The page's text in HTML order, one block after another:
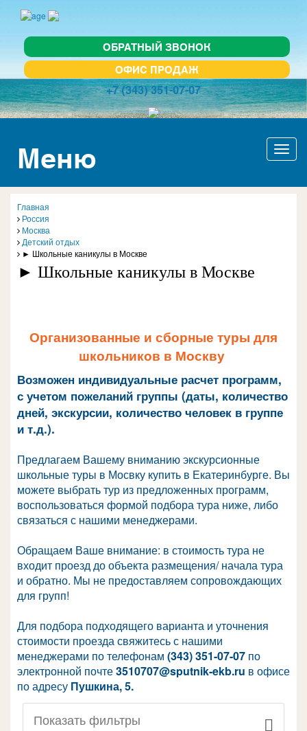
ОБРАТНЫЙ ЗВОНОК
ОФИС ПРОДАЖ
+7 (343) 351-07-07
Меню
Главная
Россия
Москва
Детский отдых
► Школьные каникулы в Москве
► Школьные каникулы в Москве
Организованные и сборные туры для
школьников в Москву
Возможен индивидуальные расчет программ,
с учетом пожеланий группы (даты, количество
дней, экскурсии, количество человек в группе
и т.д.).
Предлагаем Вашему вниманию экскурсионные
школьные туры в Мосвку купить в Екатеринбурге. Вы
можете выбрать тур из предложенных программ,
воспользоваться формой подбора тура ниже, либо
связаться с нашими менеджерами.
Обращаем Ваше внимание: в стоимость тура не
входит проезд до объекта размещения/ начала тура
и обратно. Мы не предоставляем сопровождающих
для групп!
Для подбора подходящего варианта и уточнения
стоимости проезда свяжитесь с нашими
менеджерами по телефонам (343) 351-07-07 по
электронной почте3510707@sputnik-ekb.ru в офисе
по адресу Пушкина, 5.